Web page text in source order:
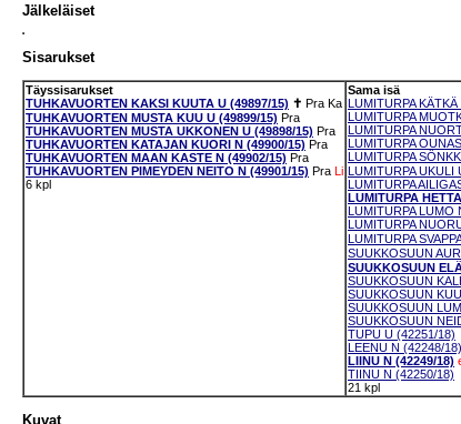
Jälkeläiset
Sisarukset
Täyssisarukset
TUHKAVUORTEN KAKSI KUUTA U (49897/15) ✝ Pra Ka
TUHKAVUORTEN MUSTA KUU U (49899/15) Pra
TUHKAVUORTEN MUSTA UKKONEN U (49898/15) Pra
TUHKAVUORTEN KATAJAN KUORI N (49900/15) Pra
TUHKAVUORTEN MAAN KASTE N (49902/15) Pra
TUHKAVUORTEN PIMEYDEN NEITO N (49901/15) Pra Li
6 kpl
Sama isä
LUMITURPA
LUMITURPA
LUMITURPA
LUMITURPA
LUMITURPA
LUMITURPA UKULI
LUMITURPA
LUMITURPA
LUMITURPA LUMO
LUMITURPA
LUMITURPA
SUUKKOSUUN
SUUKKOSUUN
SUUKKOSUUN
SUUKKOSUUN
SUUKKOSUUN
SUUKKOSUUN
TUPU U (42251/18)
LEENU N (42248/18)
LIINU N (42249/18)
TIINU N (42250/18)
21 kpl
Kuvat